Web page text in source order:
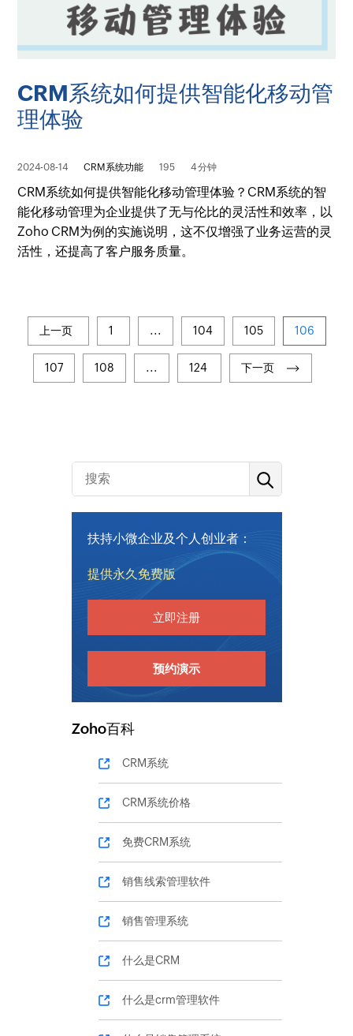
CRM系统如何提供智能化移动管
理体验
2024-08-14 CRM系统功能 195 4 分钟
CRM系统如何提供智能化移动管理体验？CRM系统的智
能化移动管理为企业提供了无与伦比的灵活性和效率，以
Zoho CRM为例的实施说明，这不仅增强了业务运营的灵
活性，还提高了客户服务质量。
上一页 1 ... 104 105 106
107 108 ... 124 下一页
扶持小微企业及个人创业者：
提供永久免费版
立即注册
预约演示
Zoho百科
CRM系统
CRM系统价格
免费CRM系统
销售线索管理软件
销售管理系统
什么是CRM
什么是crm管理软件